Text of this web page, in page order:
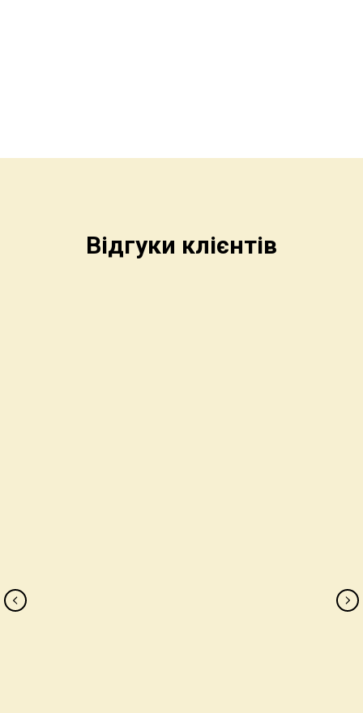
Відгуки клієнтів